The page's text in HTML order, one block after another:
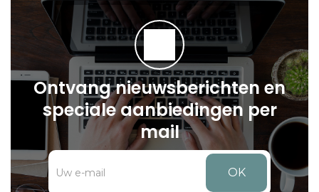
Ontvang nieuwsberichten en
speciale aanbiedingen per
mail
OK